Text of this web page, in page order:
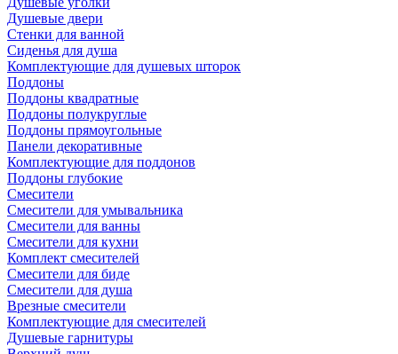
Душевые двери
Стенки для ванной
Сиденья для душа
Комплектующие для душевых шторок
Поддоны
Поддоны квадратные
Поддоны полукруглые
Поддоны прямоугольные
Панели декоративные
Комплектующие для поддонов
Поддоны глубокие
Смесители
Смесители для умывальника
Смесители для ванны
Смесители для кухни
Комплект смесителей
Смесители для биде
Смесители для душа
Врезные смесители
Комплектующие для смесителей
Душевые гарнитуры